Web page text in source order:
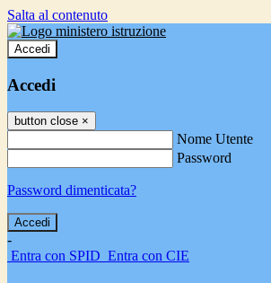
Salta al contenuto
Accedi
Accedi
button close ×
Nome Utente
Password
Password dimenticata?
-
Entra con SPID Entra con CIE